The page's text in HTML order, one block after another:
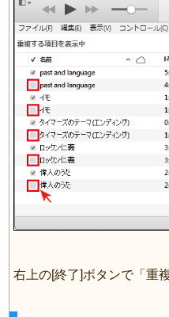
右上の[終了]ボタンで「重